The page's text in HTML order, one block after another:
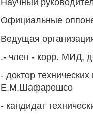
Научный
Официальные
Ведущая
.- член - корр. МИД,
- доктор
Е.М.Шафарешсо
- кандидат